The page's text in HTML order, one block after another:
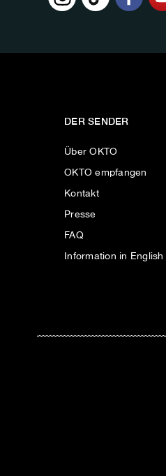
DER SENDER
Über OKTO
OKTO empfangen
Kontakt
Presse
FAQ
Information in English